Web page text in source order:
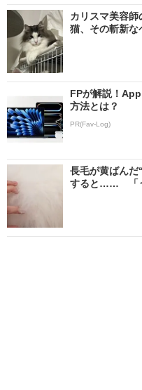
カリスマ美容
猫、その斬新な
FPが解説！
方法とは？
PR(Fav-Log)
長毛が黄ばん
すると…… 「